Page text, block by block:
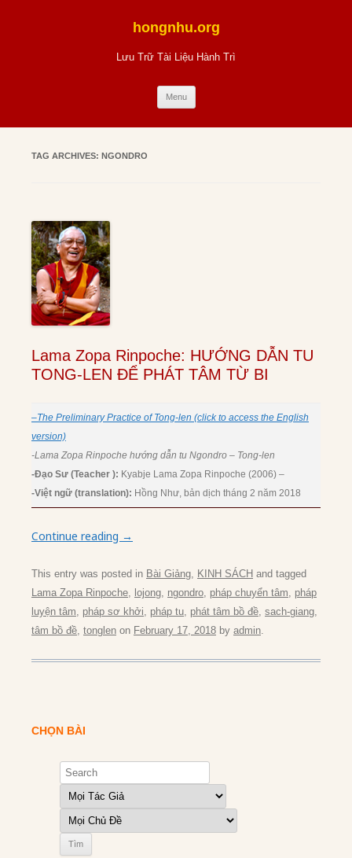
hongnhu.org
Lưu Trữ Tài Liệu Hành Trì
Menu
TAG ARCHIVES: NGONDRO
Lama Zopa Rinpoche: HƯỚNG DẪN TU
TONG-LEN ĐỂ PHÁT TÂM TỪ BI
–The Preliminary Practice of Tong-len (click to access the English
version)
-Lama Zopa Rinpoche hướng dẫn tu Ngondro – Tong-len
-Đạo Sư (Teacher ): Kyabje Lama Zopa Rinpoche (2006) –
-Việt ngữ (translation): Hồng Như, bản dịch tháng 2 năm 2018
Continue reading →
This entry was posted in Bài Giảng, KINH SÁCH and tagged
Lama Zopa Rinpoche, lojong, ngondro, pháp chuyển tâm, pháp
luyện tâm, pháp sơ khởi, pháp tu, phát tâm bồ đề, sach-giang,
tâm bồ đề, tonglen on February 17, 2018 by admin.
CHỌN BÀI